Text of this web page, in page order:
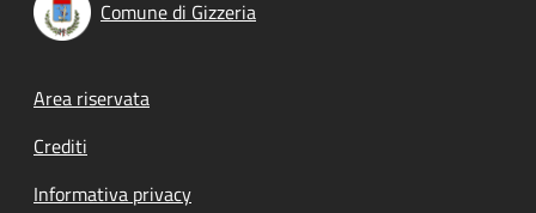
Comune di Gizzeria
Footer menu
Area riservata
Crediti
Informativa privacy